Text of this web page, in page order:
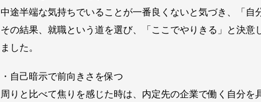
中途半端な気持ちでいることが一番良くないと気づき、「自
その結果、就職という道を選び、「ここでやりきる」と決
ました。
・自己暗示で前向きさを保つ
周りと比べて焦りを感じた時は、内定先の企業で働く自分